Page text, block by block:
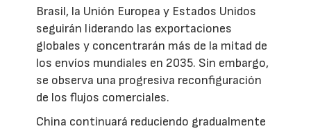
Brasil, la Unión Europea y Estados Unidos
seguirán liderando las exportaciones
globales y concentrarán más de la mitad de
los envíos mundiales en 2035. Sin embargo,
se observa una progresiva reconfiguración
de los flujos comerciales.
China continuará reduciendo gradualmente